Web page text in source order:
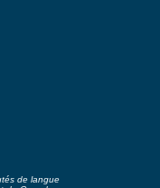
de langue